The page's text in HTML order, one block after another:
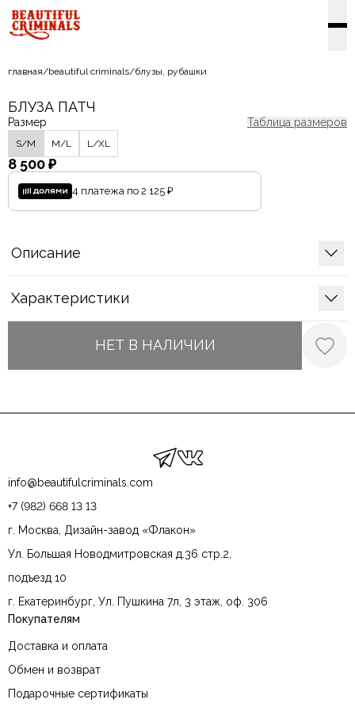
главная/beautiful criminals/блузы, рубашки
БЛУЗА ПАТЧ
Размер Таблица размеров
S/M M/L L/XL
8 500 ₽
4 платежа по 2 125 ₽
Описание
Характеристики
НЕТ В НАЛИЧИИ
info@beautifulcriminals.com
+7 (982) 668 13 13
г. Москва, Дизайн-завод «Флакон»
Ул. Большая Новодмитровская д.36 стр.2,
подъезд 10
г. Екатеринбург, Ул. Пушкина 7л, 3 этаж, оф. 306
Покупателям
Доставка и оплата
Обмен и возврат
Подарочные сертификаты